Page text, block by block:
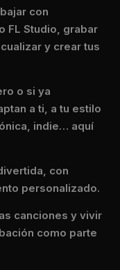
con
FL Studio, grabar
y crear tus
o si ya
a ti, a tu estilo
indie… aquí
con
personalizado.
canciones y vivir
como parte